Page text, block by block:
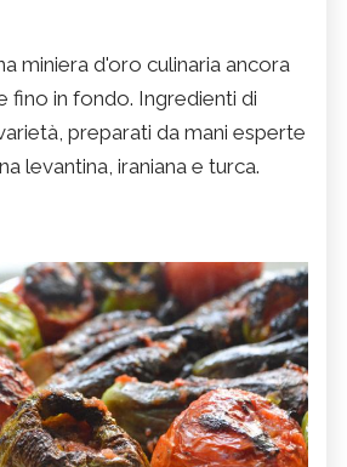
miniera d'oro culinaria ancora
fino in fondo. Ingredienti di
preparati da mani esperte
levantina, iraniana e turca.